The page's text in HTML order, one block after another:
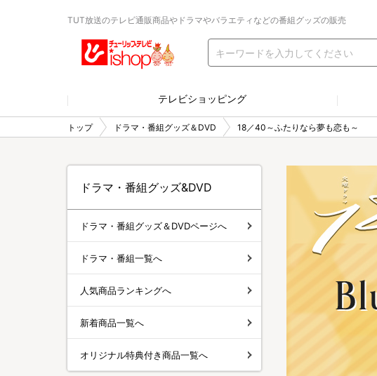
TUT放送のテレビ通販商品やドラマやバラエティなどの番組グッズの販売
テレビショッピング
トップ ドラマ・番組グッズ＆DVD 18／40～ふたりなら夢も恋も～
ドラマ・番組グッズ&DVD
ドラマ・番組グッズ＆DVDページへ
ドラマ・番組一覧へ
人気商品ランキングへ
新着商品一覧へ
オリジナル特典付き商品一覧へ